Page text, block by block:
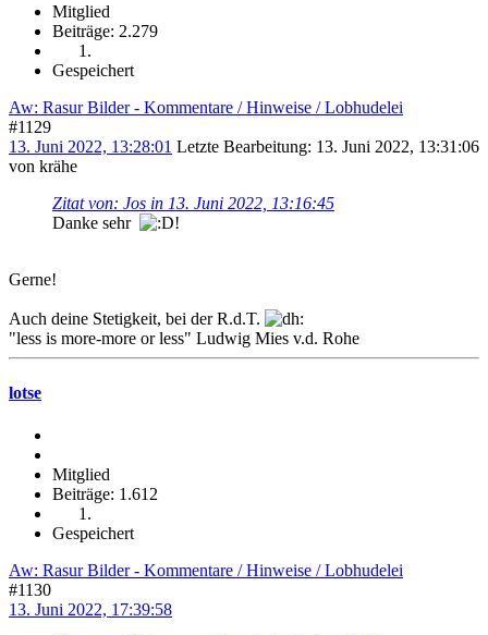
Mitglied
Beiträge: 2.279
Gespeichert
Aw: Rasur Bilder - Kommentare / Hinweise / Lobhudelei
#1129
13. Juni 2022, 13:28:01 Letzte Bearbeitung: 13. Juni 2022, 13:31:06
von krähe
Zitat von: Jos in 13. Juni 2022, 13:16:45
Danke sehr
!
Gerne!
Auch deine Stetigkeit, bei der R.d.T.
"less is more-more or less" Ludwig Mies v.d. Rohe
lotse
Mitglied
Beiträge: 1.612
Gespeichert
Aw: Rasur Bilder - Kommentare / Hinweise / Lobhudelei
#1130
13. Juni 2022, 17:39:58